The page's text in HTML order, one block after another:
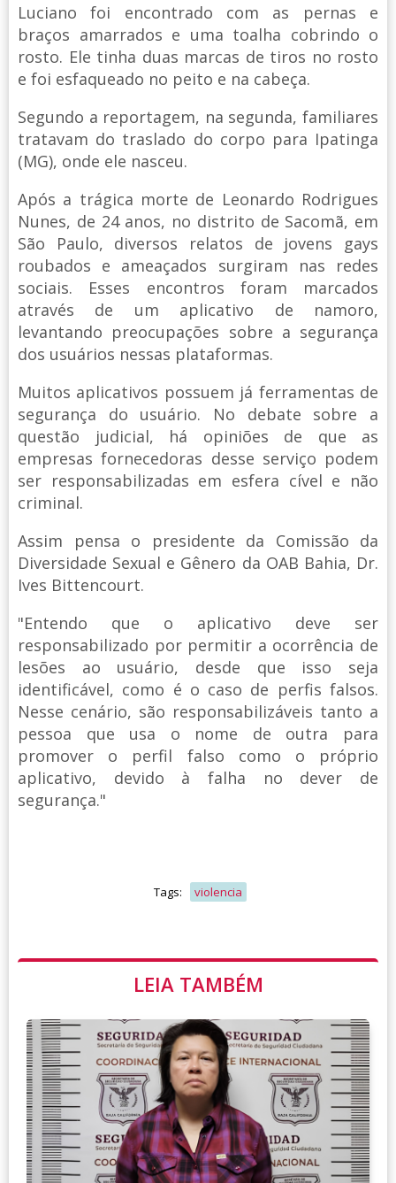
Luciano foi encontrado com as pernas e
braços amarrados e uma toalha cobrindo o
rosto. Ele tinha duas marcas de tiros no rosto
e foi esfaqueado no peito e na cabeça.
Segundo a reportagem, na segunda, familiares
tratavam do traslado do corpo para Ipatinga
(MG), onde ele nasceu.
Após a trágica morte de Leonardo Rodrigues
Nunes, de 24 anos, no distrito de Sacomã, em
São Paulo, diversos relatos de jovens gays
roubados e ameaçados surgiram nas redes
sociais. Esses encontros foram marcados
através de um aplicativo de namoro,
levantando preocupações sobre a segurança
dos usuários nessas plataformas.
Muitos aplicativos possuem já ferramentas de
segurança do usuário. No debate sobre a
questão judicial, há opiniões de que as
empresas fornecedoras desse serviço podem
ser responsabilizadas em esfera cível e não
criminal.
Assim pensa o presidente da Comissão da
Diversidade Sexual e Gênero da OAB Bahia, Dr.
Ives Bittencourt.
"Entendo que o aplicativo deve ser
responsabilizado por permitir a ocorrência de
lesões ao usuário, desde que isso seja
identificável, como é o caso de perfis falsos.
Nesse cenário, são responsabilizáveis tanto a
pessoa que usa o nome de outra para
promover o perfil falso como o próprio
aplicativo, devido à falha no dever de
segurança."
Tags: violencia
LEIA TAMBÉM